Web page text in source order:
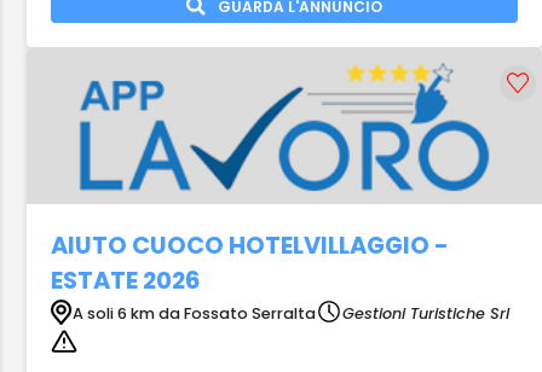
GUARDA L'ANNUNCIO
AIUTO CUOCO HOTELVILLAGGIO -
ESTATE 2026
A soli 6 km da Fossato Serralta Gestioni Turistiche Srl